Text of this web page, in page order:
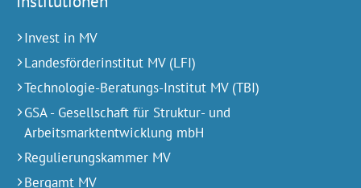
Invest in MV
Landesförderinstitut MV (LFI)
Technologie-Beratungs-Institut MV (TBI)
GSA - Gesellschaft für Struktur- und
Arbeitsmarktentwicklung mbH
Regulierungskammer MV
Bergamt MV